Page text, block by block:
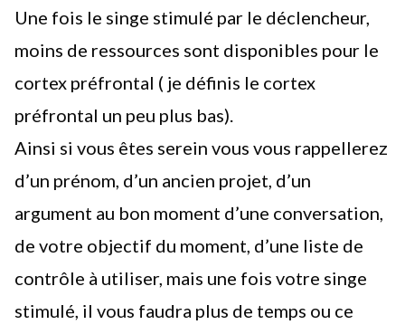
Une fois le singe stimulé par le déclencheur,
moins de ressources sont disponibles pour le
cortex préfrontal ( je définis le cortex
préfrontal un peu plus bas).
Ainsi si vous êtes serein vous vous rappellerez
d’un prénom, d’un ancien projet, d’un
argument au bon moment d’une conversation,
de votre objectif du moment, d’une liste de
contrôle à utiliser, mais une fois votre singe
stimulé, il vous faudra plus de temps ou ce